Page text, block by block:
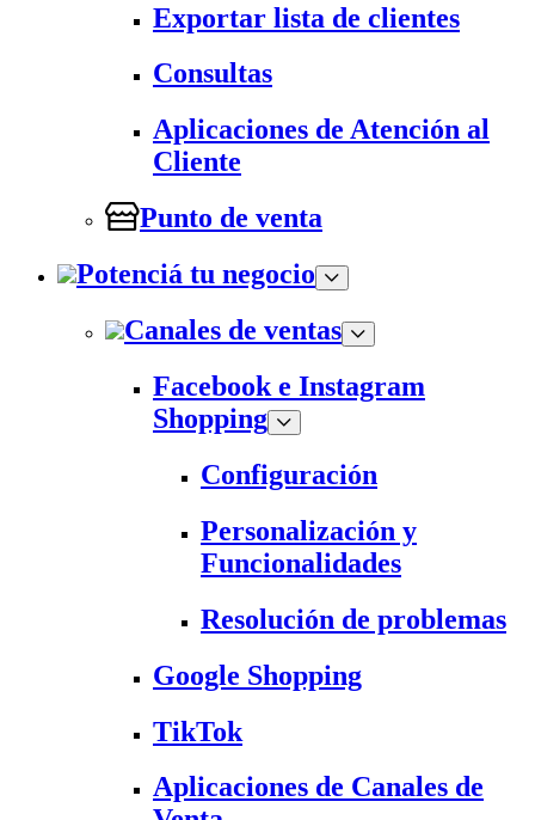
Exportar lista de clientes
Consultas
Aplicaciones de Atención al
Cliente
Punto de venta
Potenciá tu negocio
Canales de ventas
Facebook e Instagram
Shopping
Configuración
Personalización y
Funcionalidades
Resolución de problemas
Google Shopping
TikTok
Aplicaciones de Canales de